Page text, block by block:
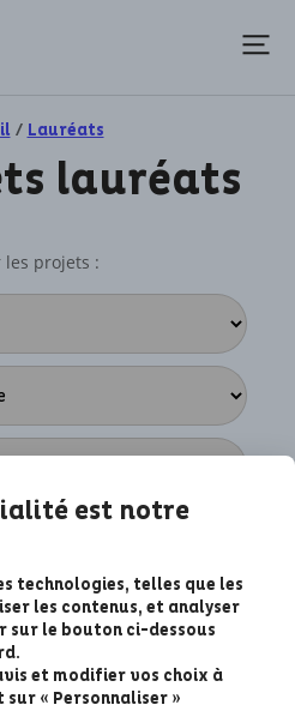
/ Lauréats
lauréats
les projets :
• Numérique
est notre
technologies, telles que les
les contenus, et analyser
sur le bouton ci-dessous
et modifier vos choix à
« Personnaliser »